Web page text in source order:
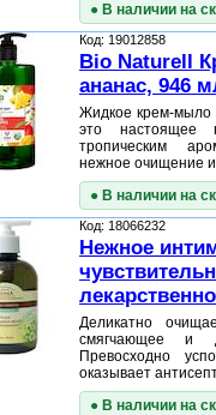
● В наличии на
Код: 19012858
Bio Naturell
ананас, 946
Жидкое крем-мыло
это настоящее
тропическим
нежное очищение
● В наличии на
Код: 18066232
Нежное
Деликатно
смягчающее и
Превосходно
оказывает
● В наличии на